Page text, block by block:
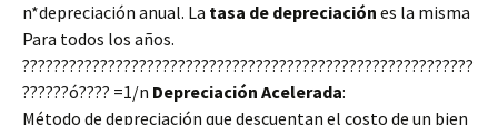
n*depreciación anual. La tasa de depreciación es la misma
Para todos los años.
??????????????????????????????????????????????????????????
??????ó???? =1/n Depreciación Acelerada:
Método de depreciación que descuentan el costo de un bien